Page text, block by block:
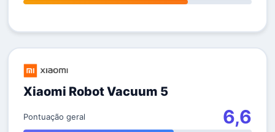
Xiaomi Robot Vacuum 5
Pontuação geral 6,6